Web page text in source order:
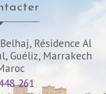
Résidence Al
Guéliz, Marrakech
261